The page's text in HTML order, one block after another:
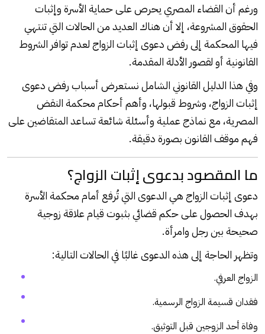
ورغم أن القضاء المصري يحرص على حماية الأسرة وإثبات
الحقوق المشروعة، إلا أن هناك العديد من الحالات التي تنتهي
فيها المحكمة إلى رفض دعوى إثبات الزواج لعدم توافر الشروط
القانونية أو لقصور الأدلة المقدمة.
وفي هذا الدليل القانوني الشامل نستعرض أسباب رفض دعوى
إثبات الزواج، وشروط قبولها، وأهم أحكام محكمة النقض
المصرية، مع نماذج عملية وأسئلة شائعة تساعد المتقاضين على
فهم موقف القانون بصورة دقيقة.
ما المقصود بدعوى إثبات الزواج؟
دعوى إثبات الزواج هي الدعوى التي تُرفع أمام محكمة الأسرة
بهدف الحصول على حكم قضائي بثبوت قيام علاقة زوجية
صحيحة بين رجل وامرأة.
وتظهر الحاجة إلى هذه الدعوى غالبًا في الحالات التالية:
الزواج العرفي.
فقدان قسيمة الزواج الرسمية.
وفاة أحد الزوجين قبل التوثيق.